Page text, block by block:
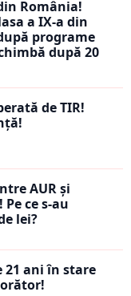
România!
a IX-a din
programe
după 20
de TIR!
AUR și
ce s-au
lei?
21 ani în stare